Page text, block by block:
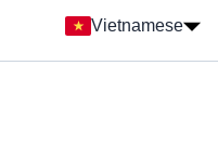
Vietnamese